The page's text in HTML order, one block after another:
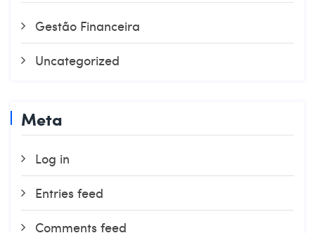
Gestão Financeira
Uncategorized
Meta
Log in
Entries feed
Comments feed